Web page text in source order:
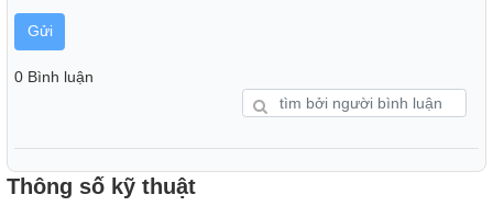
Black Stabilizer là đồng minh của bạn để tấn công hoặc
phòng thủ trước kẻ thù ẩn nấp trong bóng tối. Mang lại trải
nghiệm chơi game ở đẳng cấp chuyên nghiệp bằng cách
chiếu sáng các cảnh tối để cải thiện tầm nhìn và mang lại
lợi thế so với đối thủ.
PERFORMANCE & TECHNOLOGY
Gửi
0 Bình luận
Thông số kỹ thuật